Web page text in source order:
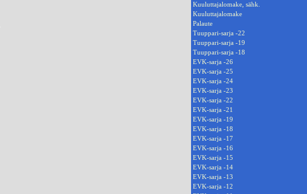
Kuuluttajalomake, sähk.
Kuuluttajalomake
Palaute
Tuuppari-sarja -22
Tuuppari-sarja -19
Tuuppari-sarja -18
EVK-sarja -26
EVK-sarja -25
EVK-sarja -24
EVK-sarja -23
EVK-sarja -22
EVK-sarja -21
EVK-sarja -19
EVK-sarja -18
EVK-sarja -17
EVK-sarja -16
EVK-sarja -15
EVK-sarja -14
EVK-sarja -13
EVK-sarja -12